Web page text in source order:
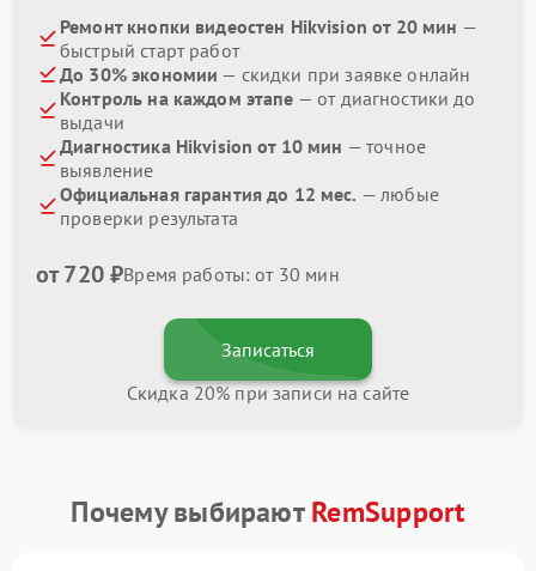
Ремонт кнопки видеостен Hikvision от 20 мин —
быстрый старт работ
До 30% экономии — скидки при заявке онлайн
Контроль на каждом этапе — от диагностики до
выдачи
Диагностика Hikvision от 10 мин — точное
выявление
Официальная гарантия до 12 мес. — любые
проверки результата
от 720 ₽Время работы: от 30 мин
Записаться
Скидка 20% при записи на сайте
Почему выбираютRemSupport